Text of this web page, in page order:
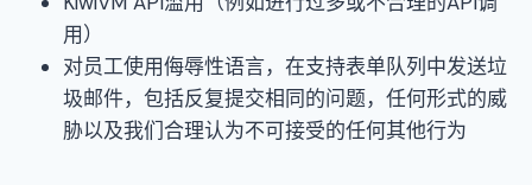
用）
对员工使用侮辱性语言，在支持表单队列中发送垃
圾邮件，包括反复提交相同的问题，任何形式的威
胁以及我们合理认为不可接受的任何其他行为